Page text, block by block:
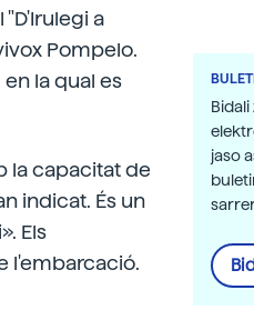
a
Pompelo.
la qual es
la capacitat de
indicat. És un
Els
l'embarcació.
jaso